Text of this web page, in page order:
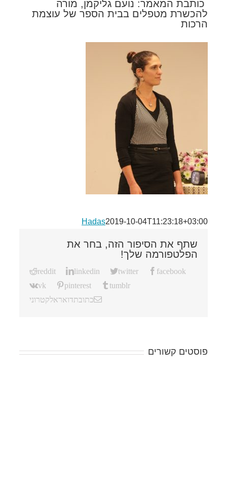
כותבת המאמר: נועם גליקמן, מורה
להכשרת מטפלים בבית הספר של עוצמת
הרכות
Hadas2019-10-04T11:23:18+03:00
שתף את הסיפור הזה, בחר את
הפלטפורמה שלך!
facebook
twitter
linkedin
reddit
tumblr
pinterest
vk
כתובת דואר אלקטרוני
פוסטים קשורים